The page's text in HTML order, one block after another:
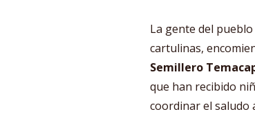
La gente del
cartulinas,
Semillero
que han recibido
coordinar el saludo